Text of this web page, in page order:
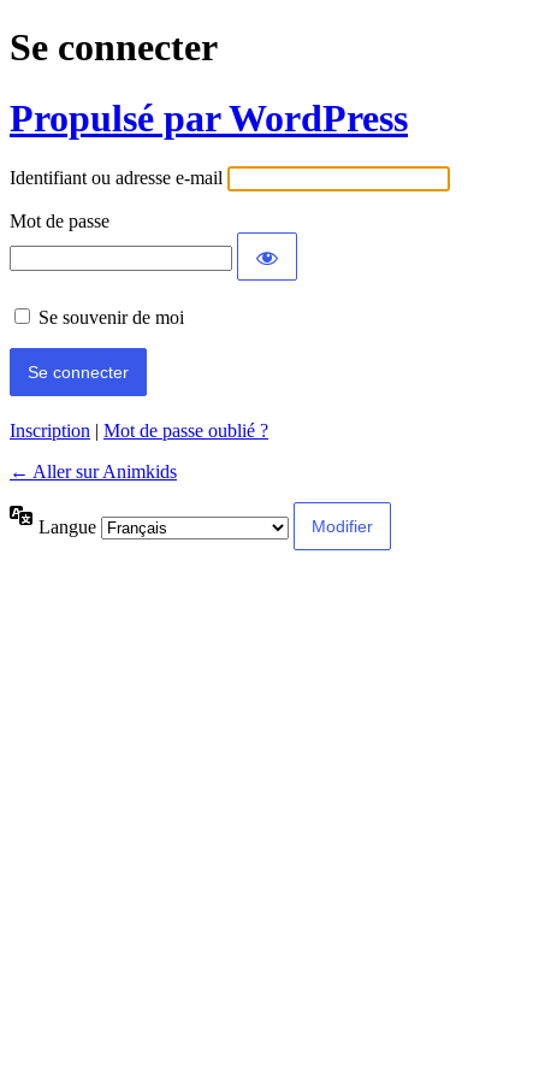
Se connecter
Propulsé par WordPress
Identifiant ou adresse e-mail
Mot de passe
Se souvenir de moi
Inscription | Mot de passe oublié ?
← Aller sur Animkids
Langue